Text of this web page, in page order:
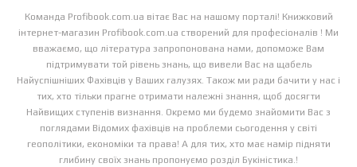
Команда Profibook.com.ua вітає Вас на нашому порталі! Книжковий
інтернет-магазин Profibook.com.ua створений для професіоналів ! Ми
вважаємо, що література запропонована нами, допоможе Вам
підтримувати той рівень знань, що вивели Вас на щабель
Найуспішніших Фахівців у Ваших галузях. Також ми ради бачити у нас і
тих, хто тільки прагне отримати належні знання, щоб досягти
Найвищих ступенів визнання. Окремо ми будемо знайомити Вас з
поглядами Відомих фахівців на проблеми сьогодення у світі
геополітики, економіки та права! А для тих, хто має намір підняти
глибину своїх знань пропонуємо розділ Букіністика.!